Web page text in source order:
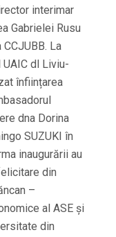
interimar
Gabrielei Rusu
La
dl Liviu-
înființarea
dna Dorina
SUZUKI în
inaugurării au
din
–
al ASE și
din